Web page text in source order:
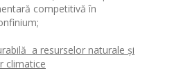
competitivă în
a resurselor naturale și
climatice